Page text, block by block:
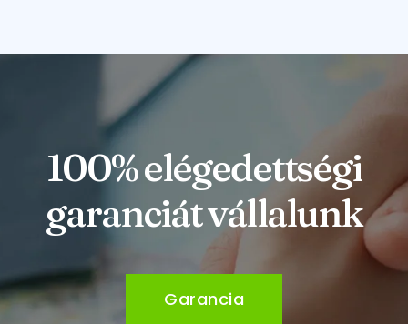
100% elégedettségi
garanciát vállalunk
Garancia